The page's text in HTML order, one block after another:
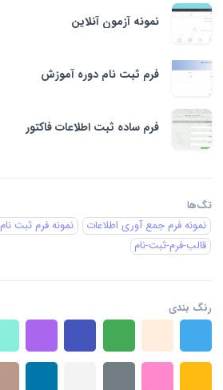
نمونه آزمون آنلاین
فرم ثبت نام دوره آموزش
فرم ساده ثبت اطلاعات فاکتور
تگ‌ها
نمونه فرم جمع آوری اطلاعات نمونه فرم ثبت نام
قالب-فرم-ثبت-نام
رنگ بندی